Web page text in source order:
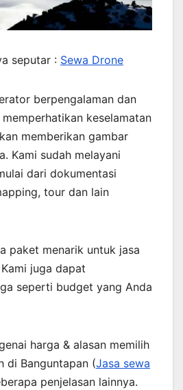
seputar : Sewa Drone
berpengalaman dan
keselamatan
memberikan gambar
Kami sudah melayani
dari dokumentasi
tour dan lain
paket menarik untuk jasa
juga dapat
seperti budget yang Anda
harga & alasan memilih
di Banguntapan (Jasa sewa
penjelasan lainnya.